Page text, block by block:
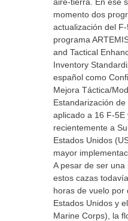
momento dos
actualización del
programa
and Tactical
Inventory
español como
Mejora Táctica/
Estandarización
aplicado a 16 F-
recientemente a
Estados Unidos
mayor
A pesar de ser una
estos cazas
horas de vuelo por
Estados Unidos y
Marine Corps), la